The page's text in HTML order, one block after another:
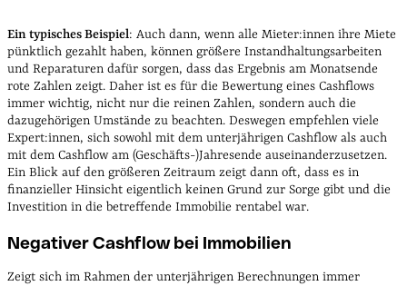
Ein typisches Beispiel: Auch dann, wenn alle Mieter:innen ihre Miete
pünktlich gezahlt haben, können größere Instandhaltungsarbeiten
und Reparaturen dafür sorgen, dass das Ergebnis am Monatsende
rote Zahlen zeigt. Daher ist es für die Bewertung eines Cashflows
immer wichtig, nicht nur die reinen Zahlen, sondern auch die
dazugehörigen Umstände zu beachten. Deswegen empfehlen viele
Expert:innen, sich sowohl mit dem unterjährigen Cashflow als auch
mit dem Cashflow am (Geschäfts-)Jahresende auseinanderzusetzen.
Ein Blick auf den größeren Zeitraum zeigt dann oft, dass es in
finanzieller Hinsicht eigentlich keinen Grund zur Sorge gibt und die
Investition in die betreffende Immobilie rentabel war.
Negativer Cashflow bei Immobilien
Zeigt sich im Rahmen der unterjährigen Berechnungen immer